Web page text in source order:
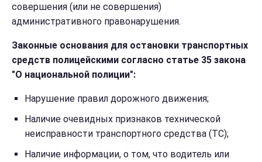
совершения (или не совершения)
административного правонарушения.
Законные основания для остановки транспортных
средств полицейскими согласно статье 35 закона
"О национальной полиции":
Нарушение правил дорожного движения;
Наличие очевидных признаков технической
неисправности транспортного средства (ТС);
Наличие информации, о том, что водитель или